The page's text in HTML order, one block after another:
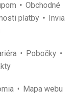
Obchodné
platby
Invia
Pobočky
Mapa webu